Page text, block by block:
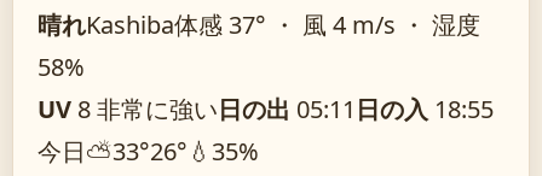
晴れKashiba体感 37° ・ 風 4 m/s ・ 湿度
58%
UV 8 非常に強い日の出 05:11 日の入 18:55
今日⛅33°26° 💧35%